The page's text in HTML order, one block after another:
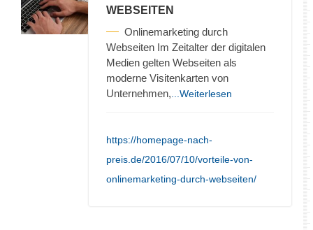
WEBSEITEN
Onlinemarketing durch
Webseiten Im Zeitalter der digitalen
Medien gelten Webseiten als
moderne Visitenkarten von
Unternehmen, ...Weiterlesen
https://homepage-nach-
preis.de/2016/07/10/vorteile-von-
onlinemarketing-durch-webseiten/